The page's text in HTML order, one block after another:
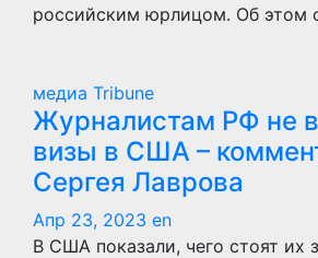
российским юрлицом. Об этом
медиа Tribune
Журналистам РФ не
визы в США –
Сергея Лаврова
Апр 23, 2023 en
В США показали, чего стоят их